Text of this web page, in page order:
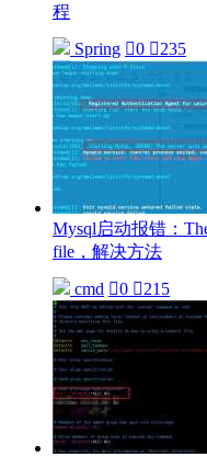
程
Spring 0 235
Mysql启动报错：
file，解决方法
cmd 0 215